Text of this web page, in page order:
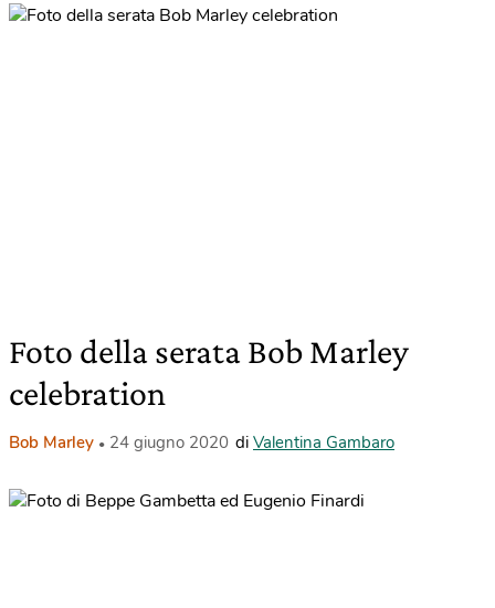
Foto della serata Bob Marley
celebration
Bob Marley 24 giugno 2020 di Valentina Gambaro